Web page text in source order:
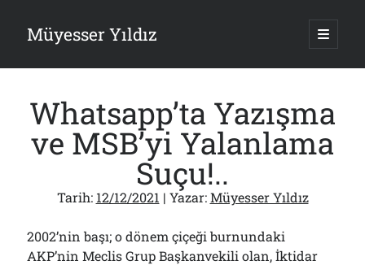
Müyesser Yıldız ana
Yan
Menü
15 Temmuz Soruları… Nasuh Mahruki’nin “Suçu”!..
03/08/2026
Whatsapp’ta Yazışma
ve MSB’yi Yalanlama
Suçu!..
Tarih: 12/12/2021 | Yazar:Müyesser Yıldız
2002’nin başı; o dönem çiçeği burnundaki
AKP’nin Meclis Grup Başkanvekili olan, İktidar